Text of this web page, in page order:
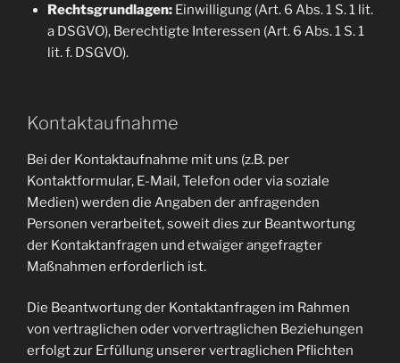
Rechtsgrundlagen:Einwilligung (Art. 6 Abs. 1 S. 1 lit.
a DSGVO), Berechtigte Interessen (Art. 6 Abs. 1 S. 1
lit. f. DSGVO).
Kontaktaufnahme
Bei der Kontaktaufnahme mit uns (z.B. per
Kontaktformular, E-Mail, Telefon oder via soziale
Medien) werden die Angaben der anfragenden
Personen verarbeitet, soweit dies zur Beantwortung
der Kontaktanfragen und etwaiger angefragter
Maßnahmen erforderlich ist.
Die Beantwortung der Kontaktanfragen im Rahmen
von vertraglichen oder vorvertraglichen Beziehungen
erfolgt zur Erfüllung unserer vertraglichen Pflichten